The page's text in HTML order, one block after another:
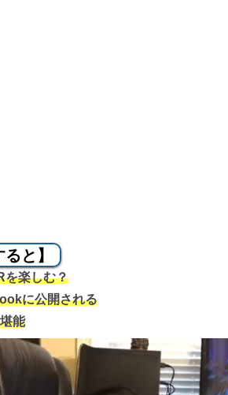
と】
を楽しむ？
に公開される
能